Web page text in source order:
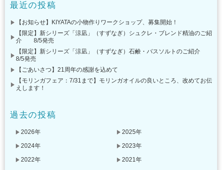
最近の投稿
【お知らせ】KIYATAの小物作りワークショップ、募集開始！
【限定】新シリーズ「涼凪」（すずなぎ）シュクレ・ブレンド精油のご紹
介 8/5発売
【限定】新シリーズ「涼凪」（すずなぎ）石鹸・バスソルトのご紹介
8/5発売
【ごあいさつ】21周年の感謝を込めて
【モリンガフェア：7/31まで】モリンガオイルの良いところ、改めてお伝
えします！
過去の投稿
2026年
2025年
2024年
2023年
2022年
2021年